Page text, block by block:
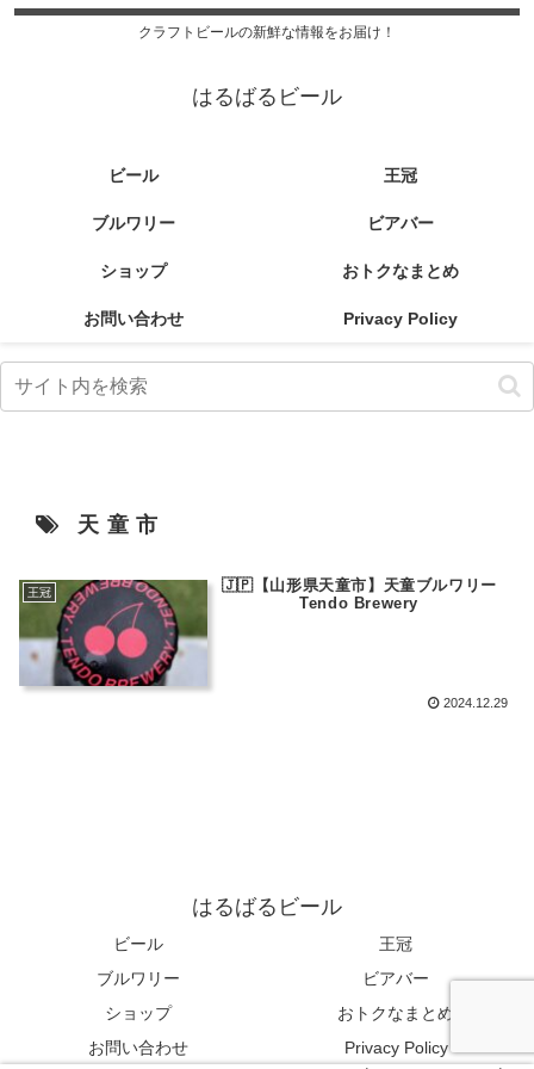
クラフトビールの新鮮な情報をお届け！
はるばるビール
ビール 王冠
ブルワリー ビアバー
ショップ おトクなまとめ
お問い合わせ Privacy Policy
天童市
王冠
🇯🇵【山形県天童市】天童ブルワリー
Tendo Brewery
2024.12.29
はるばるビール
ビール
王冠
ブルワリー
ビアバー
ショップ
おトクなまとめ
お問い合わせ
Privacy Policy